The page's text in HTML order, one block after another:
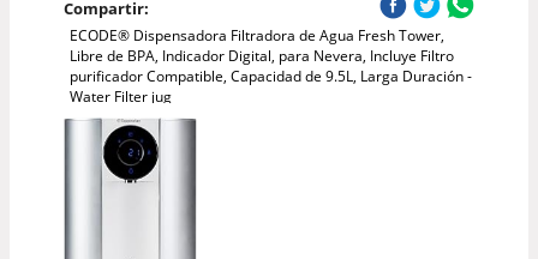
Compartir:
ECODE® Dispensadora Filtradora de Agua Fresh Tower,
Libre de BPA, Indicador Digital, para Nevera, Incluye Filtro
purificador Compatible, Capacidad de 9.5L, Larga Duración -
Water Filter jug